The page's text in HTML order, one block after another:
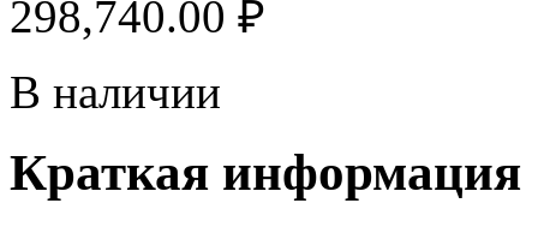
298,740.00 ₽
В наличии
Краткая информация